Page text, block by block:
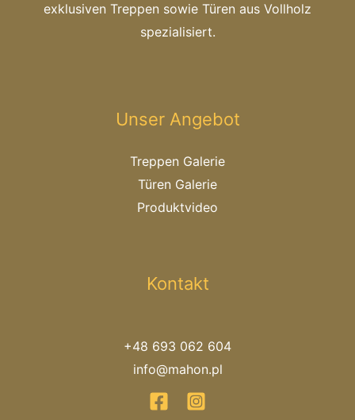
exklusiven Treppen sowie Türen aus Vollholz
spezialisiert.
Unser Angebot
Treppen Galerie
Türen Galerie
Produktvideo
Kontakt
+48 693 062 604
info@mahon.pl